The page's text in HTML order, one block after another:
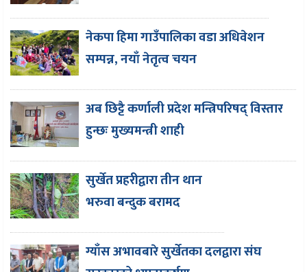
नेकपा हिमा गाउँपालिका वडा अधिवेशन
सम्पन्न, नयाँ नेतृत्व चयन
अब छिट्टै कर्णाली प्रदेश मन्त्रिपरिषद् विस्तार
हुन्छः मुख्यमन्त्री शाही
सुर्खेत प्रहरीद्वारा तीन थान
भरुवा बन्दुक बरामद
ग्याँस अभावबारे सुर्खेतका दलद्वारा संघ